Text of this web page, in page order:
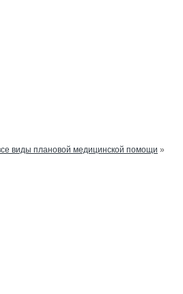
виды плановой медицинской помощи »